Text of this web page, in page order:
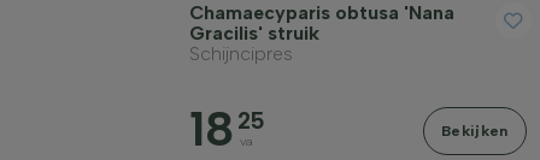
Chamaecyparis obtusa 'Nana
Gracilis' struik
Schijncipres
18 25
va
Bekijken